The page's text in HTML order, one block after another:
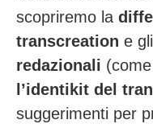
scopriremo la
transcreation e gli
redazionali
l’identikit del
suggerimenti per